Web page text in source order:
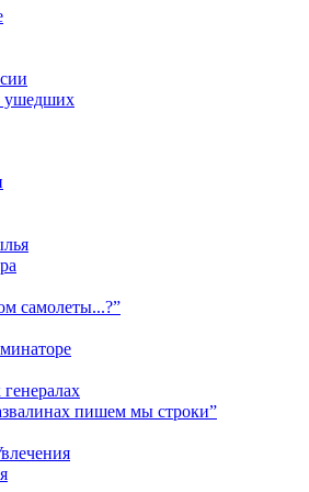
самолеты...?”
пишем мы строки”